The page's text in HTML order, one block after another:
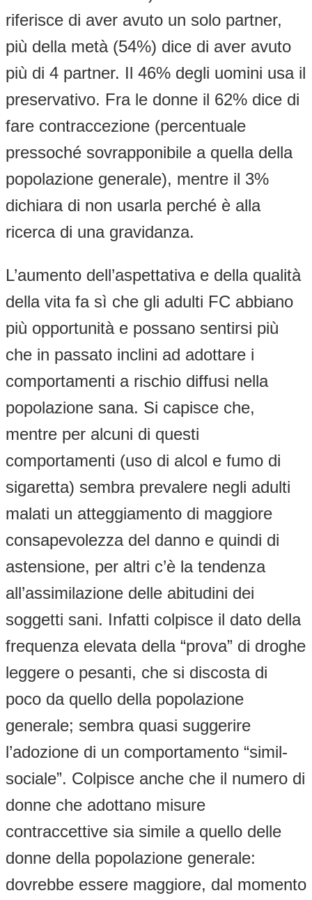
riferisce di aver avuto un solo partner,
più della metà (54%) dice di aver avuto
più di 4 partner. Il 46% degli uomini usa il
preservativo. Fra le donne il 62% dice di
fare contraccezione (percentuale
pressoché sovrapponibile a quella della
popolazione generale), mentre il 3%
dichiara di non usarla perché è alla
ricerca di una gravidanza.
L’aumento dell’aspettativa e della qualità
della vita fa sì che gli adulti FC abbiano
più opportunità e possano sentirsi più
che in passato inclini ad adottare i
comportamenti a rischio diffusi nella
popolazione sana. Si capisce che,
mentre per alcuni di questi
comportamenti (uso di alcol e fumo di
sigaretta) sembra prevalere negli adulti
malati un atteggiamento di maggiore
consapevolezza del danno e quindi di
astensione, per altri c’è la tendenza
all’assimilazione delle abitudini dei
soggetti sani. Infatti colpisce il dato della
frequenza elevata della “prova” di droghe
leggere o pesanti, che si discosta di
poco da quello della popolazione
generale; sembra quasi suggerire
l’adozione di un comportamento “simil-
sociale”. Colpisce anche che il numero di
donne che adottano misure
contraccettive sia simile a quello delle
donne della popolazione generale:
dovrebbe essere maggiore, dal momento